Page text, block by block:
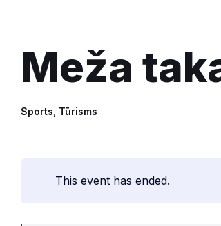
Meža
Sports Tūrisms
This event has ended.